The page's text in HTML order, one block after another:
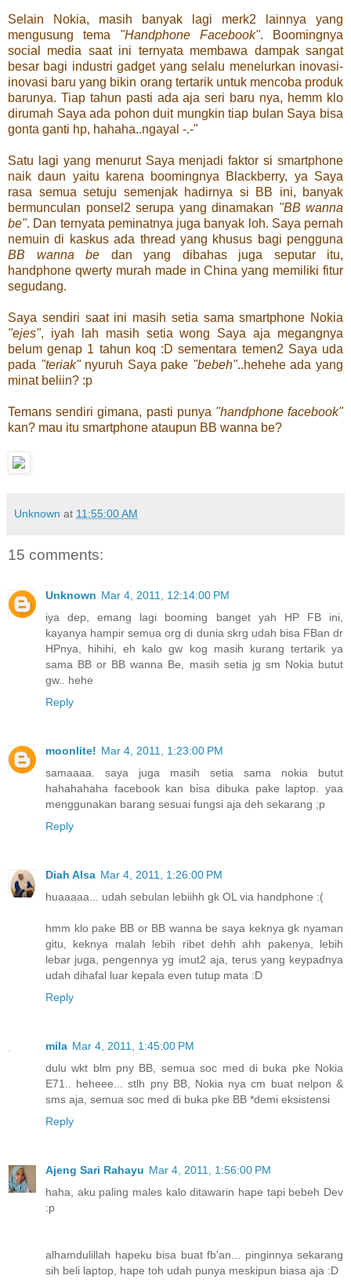
Selain Nokia, masih banyak lagi merk2 lainnya yang
mengusung tema "Handphone Facebook". Boomingnya
social media saat ini ternyata membawa dampak sangat
besar bagi industri gadget yang selalu menelurkan inovasi-
inovasi baru yang bikin orang tertarik untuk mencoba produk
barunya. Tiap tahun pasti ada aja seri baru nya, hemm klo
dirumah Saya ada pohon duit mungkin tiap bulan Saya bisa
gonta ganti hp, hahaha..ngayal -.-"
Satu lagi yang menurut Saya menjadi faktor si smartphone
naik daun yaitu karena boomingnya Blackberry, ya Saya
rasa semua setuju semenjak hadirnya si BB ini, banyak
bermunculan ponsel2 serupa yang dinamakan "BB wanna
be". Dan ternyata peminatnya juga banyak loh. Saya pernah
nemuin di kaskus ada thread yang khusus bagi pengguna
BB wanna be dan yang dibahas juga seputar itu,
handphone qwerty murah made in China yang memiliki fitur
segudang.
Saya sendiri saat ini masih setia sama smartphone Nokia
"ejes", iyah lah masih setia wong Saya aja megangnya
belum genap 1 tahun koq :D sementara temen2 Saya uda
pada "teriak"nyuruh Saya pake "bebeh"..hehehe ada yang
minat beliin? :p
Temans sendiri gimana, pasti punya "handphone facebook"
kan? mau itu smartphone ataupun BB wanna be?
Unknown at 11:55:00 AM
15 comments:
Unknown Mar 4, 2011, 12:14:00 PM
iya dep, emang lagi booming banget yah HP FB ini,
kayanya hampir semua org di dunia skrg udah bisa FBan dr
HPnya, hihihi, eh kalo gw kog masih kurang tertarik ya
sama BB or BB wanna Be, masih setia jg sm Nokia butut
gw.. hehe
Reply
moonlite! Mar 4, 2011, 1:23:00 PM
samaaaa. saya juga masih setia sama nokia butut
hahahahaha facebook kan bisa dibuka pake laptop. yaa
menggunakan barang sesuai fungsi aja deh sekarang ;p
Reply
Diah Alsa Mar 4, 2011, 1:26:00 PM
huaaaaa... udah sebulan lebiihh gk OL via handphone :(
hmm klo pake BB or BB wanna be saya keknya gk nyaman
gitu, keknya malah lebih ribet dehh ahh pakenya, lebih
lebar juga, pengennya yg imut2 aja, terus yang keypadnya
udah dihafal luar kepala even tutup mata :D
Reply
mila Mar 4, 2011, 1:45:00 PM
dulu wkt blm pny BB, semua soc med di buka pke Nokia
E71.. heheee... stlh pny BB, Nokia nya cm buat nelpon &
sms aja, semua soc med di buka pke BB *demi eksistensi
Reply
Ajeng Sari Rahayu Mar 4, 2011, 1:56:00 PM
haha, aku paling males kalo ditawarin hape tapi bebeh Dev
:p
alhamdulillah hapeku bisa buat fb'an... pinginnya sekarang
sih beli laptop, hape toh udah punya meskipun biasa aja :D